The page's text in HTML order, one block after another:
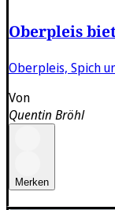
Oberpleis
Oberpleis, Spich
Von
Quentin Bröhl
Merken